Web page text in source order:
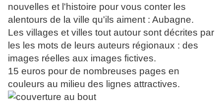
nouvelles et l'histoire pour vous conter les
alentours de la ville qu'ils aiment : Aubagne.
Les villages et villes tout autour sont décrites par
les les mots de leurs auteurs régionaux : des
images réelles aux images fictives.
15 euros pour de nombreuses pages en
couleurs au milieu des lignes attractives.